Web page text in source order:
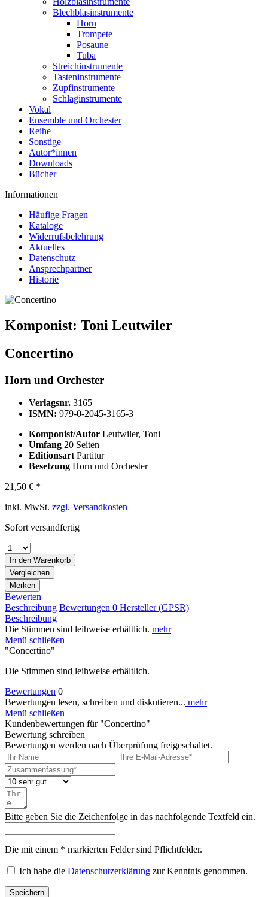
Blechblasinstrumente
Horn
Trompete
Posaune
Tuba
Streichinstrumente
Tasteninstrumente
Zupfinstrumente
Schlaginstrumente
Vokal
Ensemble und Orchester
Reihe
Sonstige
Autor*innen
Downloads
Bücher
Informationen
Häufige Fragen
Kataloge
Widerrufsbelehrung
Aktuelles
Datenschutz
Ansprechpartner
Historie
Komponist: Toni Leutwiler
Concertino
Horn und Orchester
Verlagsnr. 3165
ISMN: 979-0-2045-3165-3
Komponist/Autor Leutwiler, Toni
Umfang 20 Seiten
EditionsartPartitur
Besetzung Horn und Orchester
21,50 € *
inkl. MwSt. zzgl. Versandkosten
Sofort versandfertig
In den Warenkorb
Vergleichen
Merken
Bewerten
Beschreibung Bewertungen 0 Hersteller (GPSR)
Beschreibung
Die Stimmen sind leihweise erhältlich. mehr
Menü schließen
"Concertino"
Die Stimmen sind leihweise erhältlich.
Bewertungen 0
Bewertungen lesen, schreiben und diskutieren... mehr
Menü schließen
Kundenbewertungen für "Concertino"
Bewertung schreiben
Bewertungen werden nach Überprüfung freigeschaltet.
Bitte geben Sie die Zeichenfolge in das nachfolgende Textfeld ein.
Die mit einem * markierten Felder sind Pflichtfelder.
Ich habe die Datenschutzerklärung zur Kenntnis genommen.
Speichern